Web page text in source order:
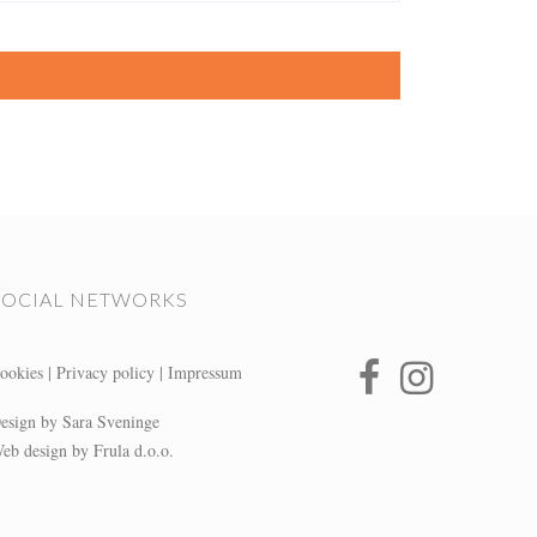
NETWORKS
| Privacy policy | Impressum
by Sara Sveninge
design by Frula d.o.o.